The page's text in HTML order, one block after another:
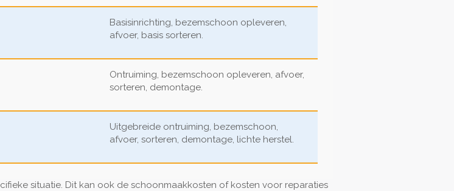
Basisinrichting, bezemschoon opleveren,
afvoer, basis sorteren.
Ontruiming, bezemschoon opleveren, afvoer,
sorteren, demontage.
Uitgebreide ontruiming, bezemschoon,
afvoer, sorteren, demontage, lichte herstel.
situatie. Dit kan ook de schoonmaakkosten of kosten voor reparaties